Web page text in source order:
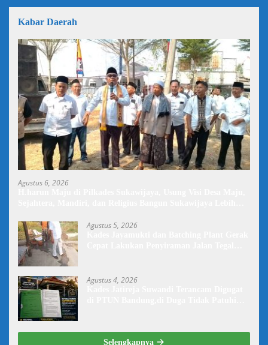
Kabar Daerah
Agustus 6, 2026
Agustus 5, 2026
Agustus 4, 2026
Selengkapnya